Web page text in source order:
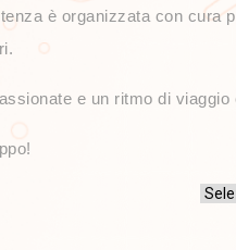
è organizzata con cura
e un ritmo di viaggio